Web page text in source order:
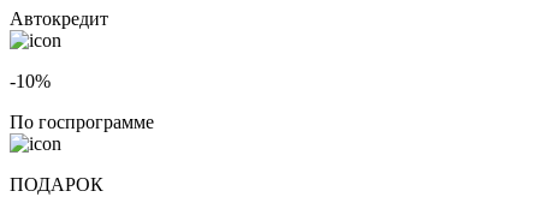
Автокредит
-10%
По госпрограмме
ПОДАРОК